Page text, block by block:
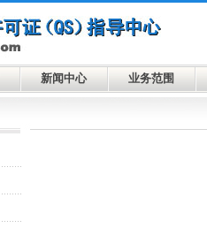
新闻中心 业务范围